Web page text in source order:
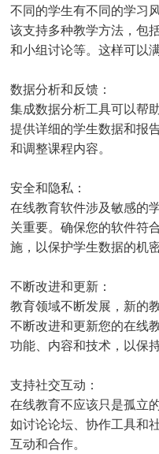
不同的学生有不同的学习
该支持多种教学方法，包
和小组讨论等。这样可以
数据分析和反馈：
集成数据分析工具可以帮
提供详细的学生数据和报
和调整课程内容。
安全和隐私：
在线教育软件涉及敏感的
关重要。确保您的软件符
施，以保护学生数据的机
不断改进和更新：
教育领域不断发展，新的
不断改进和更新您的在线
功能、内容和技术，以保
支持社交互动：
在线教育不应该只是孤立
如讨论论坛、协作工具和
互动和合作。